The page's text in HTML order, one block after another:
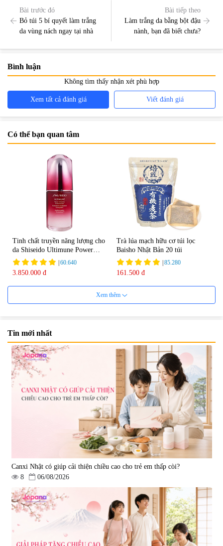
Bài trước đó
Bỏ túi 5 bí quyết làm trắng
da vùng nách ngay tại nhà
Bài tiếp theo
Làm trắng da bằng bột đậu
nành, bạn đã biết chưa?
Bình luận
Không tìm thấy nhận xét phù hợp
Xem tất cả đánh giá Viết đánh giá
Có thể bạn quan tâm
Tinh chất truyền năng lượng cho
da Shiseido Ultimune Power
75ml
|60.640
3.850.000 đ
Trà lúa mạch hữu cơ túi lọc
Baisho Nhật Bản 20 túi
|85.280
161.500 đ
Viên uống bổ não Ribeto Shoji
Ichoha Ekisu Plus - 90 viên
|57.920
Viên nang uống cải thiện thị lực,
trí nhớ DHA + EPA + Flaxseed
Oil 30 viên/gói - Date 02/2027
52.346
225.000 đ
Tẩy tế bào chết Nichiei Bussan
Nano NMN+ Peeling Gel
Luxury 200g
1.490.000 đ
Viên uống hỗ trợ bền thành
mạch, ngừa tai biến Elastin Plus
& Nattokinase Hokoen 80 viên
0
980.000 đ
Xem thêm
Tin mới nhất
Canxi Nhật có giúp cải thiện chiều cao cho trẻ em thấp còi?
8
06/08/2026